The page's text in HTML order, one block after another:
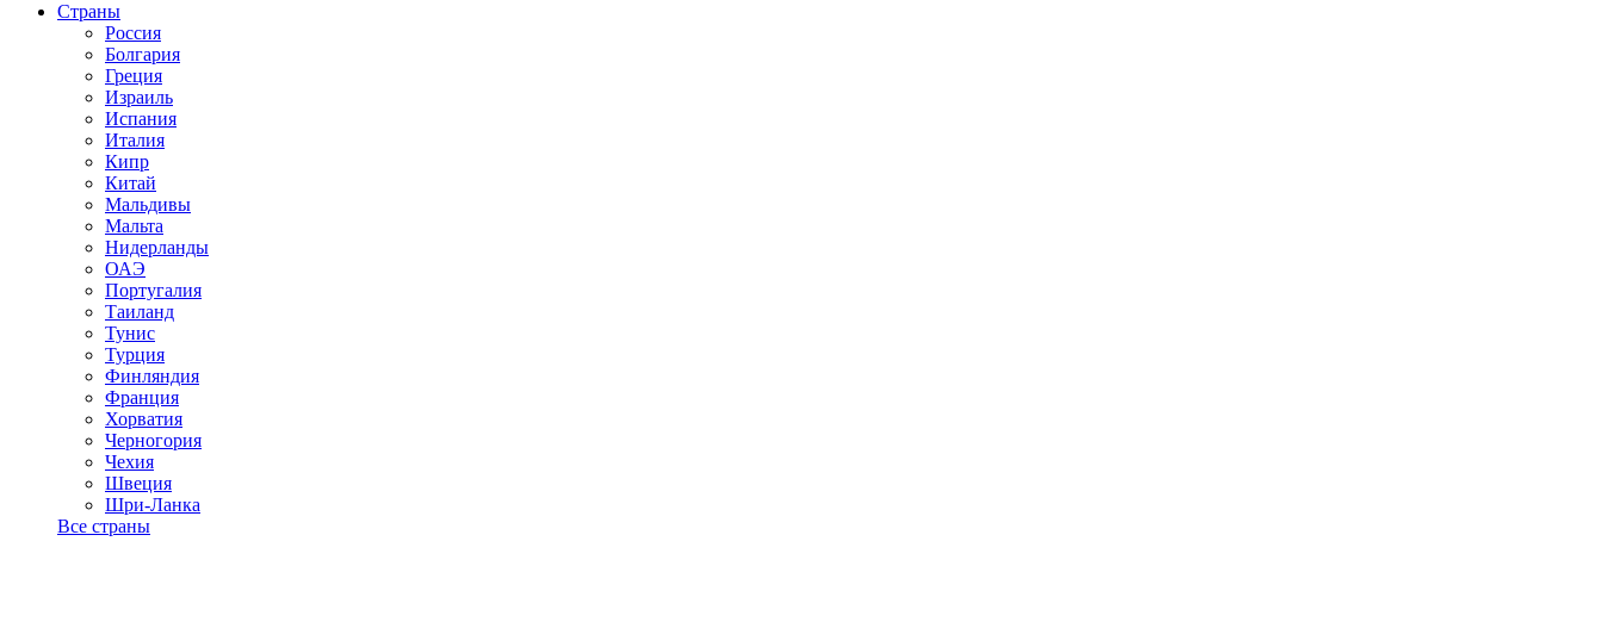
Страны
Россия
Болгария
Греция
Израиль
Испания
Италия
Кипр
Китай
Мальдивы
Мальта
Нидерланды
ОАЭ
Португалия
Таиланд
Тунис
Турция
Финляндия
Франция
Хорватия
Черногория
Чехия
Швеция
Шри-Ланка
Все страны